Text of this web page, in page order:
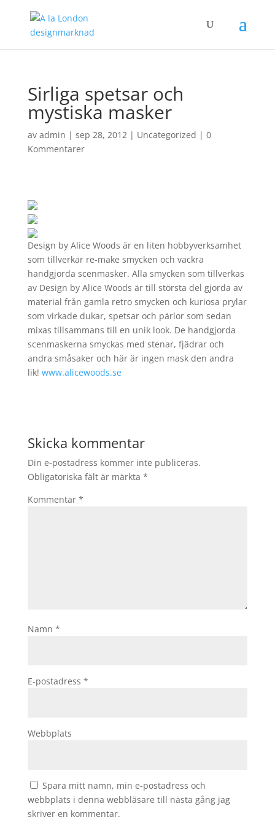
Sirliga spetsar och
mystiska masker
av admin | sep 28, 2012| Uncategorized | 0
Kommentarer
Design by Alice Woods är en liten hobbyverksamhet
som tillverkar re-make smycken och vackra
handgjorda scenmasker. Alla smycken som tillverkas
av Design by Alice Woods är till största del gjorda av
material från gamla retro smycken och kuriosa prylar
som virkade dukar, spetsar och pärlor som sedan
mixas tillsammans till en unik look. De handgjorda
scenmaskerna smyckas med stenar, fjädrar och
andra småsaker och här är ingen mask den andra
lik! www.alicewoods.se
Skicka kommentar
Din e-postadress kommer inte publiceras.
Obligatoriska fält är märkta *
Kommentar *
Namn *
E-postadress *
Webbplats
Spara mitt namn, min e-postadress och
webbplats i denna webbläsare till nästa gång jag
skriver en kommentar.